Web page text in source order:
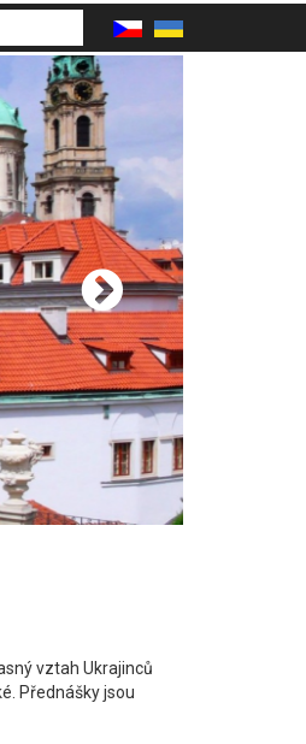
vztah Ukrajinců
Přednášky jsou